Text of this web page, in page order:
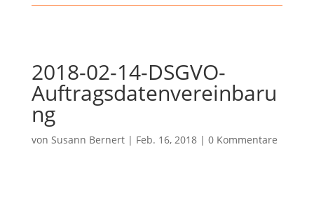
2018-02-14-DSGVO-
Auftragsdatenvereinbaru
ng
von Susann Bernert| Feb. 16, 2018| 0 Kommentare